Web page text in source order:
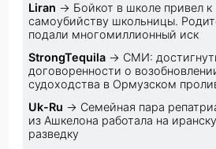
Liran → Бойкот в школе привел к
самоубийству школьницы.
подали многомиллионный иск
StrongTequila → СМИ:
договоренности о
судоходства в Ормузском
Uk-Ru → Семейная пара
из Ашкелона работала на
разведку